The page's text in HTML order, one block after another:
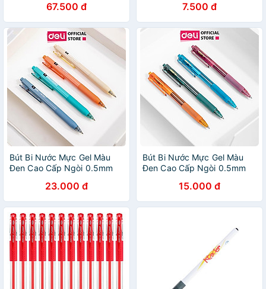
67.500 đ 7.500 đ
Bút Bi Nước Mực Gel Màu
Đen Cao Cấp Ngòi 0.5mm
Kích Thước - 4 Màu Sắc
Thời Trang BST Văn Phòng
Phẩm Cao Cấp Nusign -
NS568
23.000 đ
Bút Bi Nước Mực Gel Màu
Đen Cao Cấp Ngòi 0.5mm
Kích Thước - 4 Màu Sắc
Thời Trang BST Văn Phòng
Phẩm Cao Cấp Nusign - Phù
Ký Quà Tặng Thầy Cô Giáo -
15.000 đ